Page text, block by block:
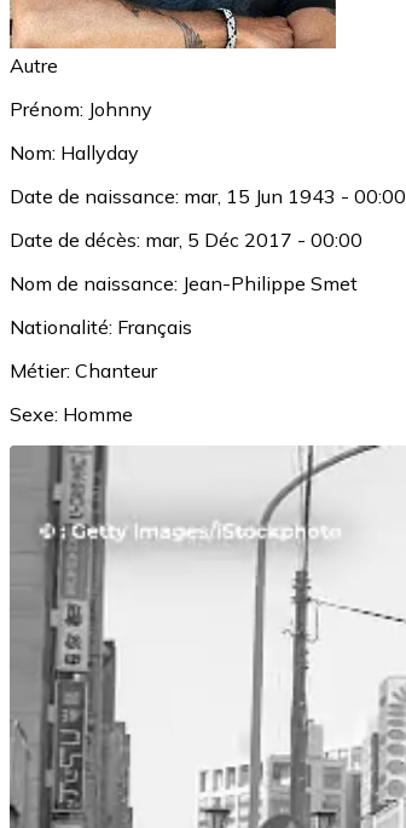
Autre
Prénom: Johnny
Nom: Hallyday
Date de naissance: mar, 15 Jun 1943 - 00:00
Date de décès: mar, 5 Déc 2017 - 00:00
Nom de naissance: Jean-Philippe Smet
Nationalité: Français
Métier: Chanteur
Sexe: Homme